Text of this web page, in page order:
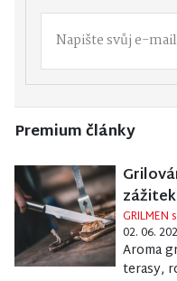
Premium články
GRILMEN
02. 06.
Aroma
terasy,